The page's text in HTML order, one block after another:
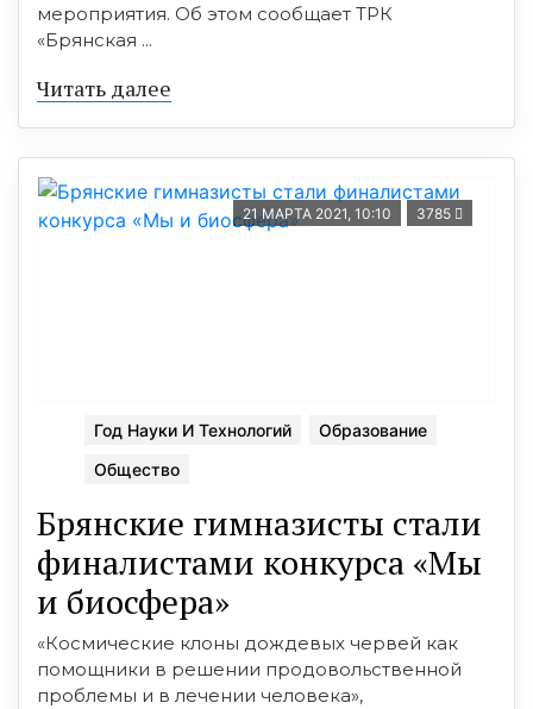
мероприятия. Об этом сообщает ТРК
«Брянская ...
Читать далее
21 МАРТА 2021, 10:10 3785
Год Науки И Технологий
Образование
Общество
Брянские гимназисты стали
финалистами конкурса «Мы
и биосфера»
«Космические клоны дождевых червей как
помощники в решении продовольственной
проблемы и в лечении человека»,